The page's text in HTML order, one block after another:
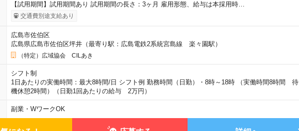
【試用期間】試用期間あり 試用期間の長さ：3ヶ月 雇用形態、給与は本採用時…
交通費別途支給あり
広島市佐伯区
広島県広島市佐伯区坪井（最寄り駅：広島電鉄2系統宮島線 楽々園駅）
（特定）広域協会 CILあき
シフト制
1日あたりの実働時間：最大8時間/日 シフト例 勤務時間（日勤）・8時～18時 （実働時間8時間 待
機休憩2時間）（日勤1回あたりの給与 2万円）
副業・WワークOK